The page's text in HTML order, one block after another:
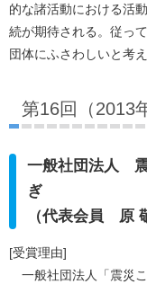
的な諸活動における活
続が期待される。従っ
団体にふさわしいと考え
第16回（2013
一般社団法人
ぎ
（代表会員 原
[受賞理由]
一般社団法人「震災